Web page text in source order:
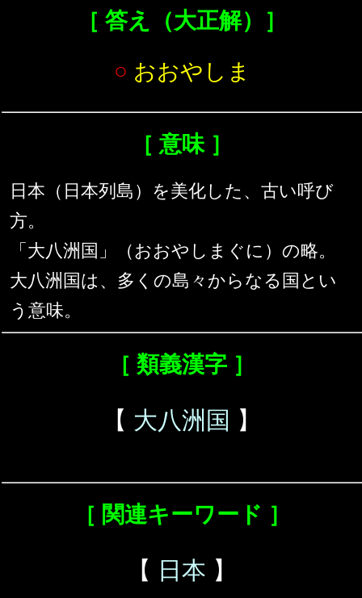
［ 答え（大正解）］
○ おおやしま
［ 意味 ］
日本（日本列島）を美化した、古い呼び
方。
「大八洲国」（おおやしまぐに）の略。
大八洲国は、多くの島々からなる国とい
う意味。
［ 類義漢字 ］
【 大八洲国 】
［ 関連キーワード ］
【 日本 】